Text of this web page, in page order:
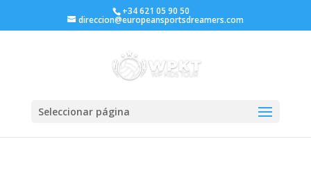
+34 621 05 90 50
direccion@europeansportsdreamers.com
Seleccionar página